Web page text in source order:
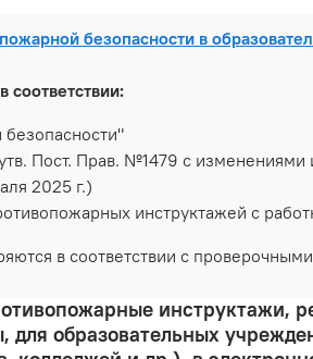
безопасности в
в соответствии:
Пост. Прав. №1479 с изменениями
2025 г.)
инструктажей с
в соответствии с
инструктажи,
для образовательных